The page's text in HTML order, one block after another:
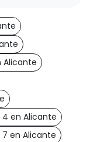
Alicante
4 en Alicante
7 en Alicante